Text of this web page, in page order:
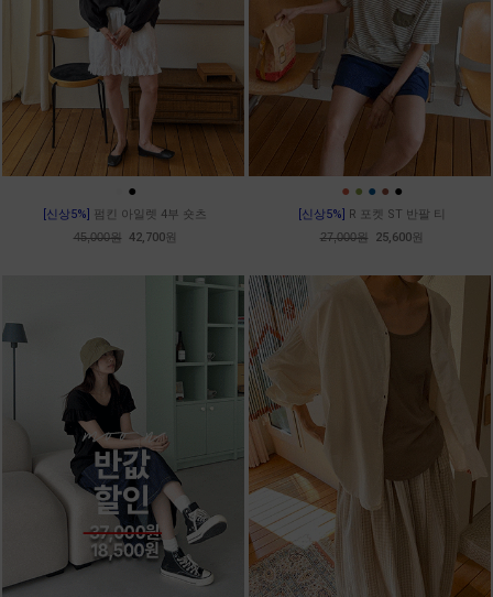
●
[신상5%] 펌킨 아일렛 4부 숏츠
45,000원 42,700원
● ● ● ● ●
[신상5%] R 포켓 ST 반팔 티
27,000원 25,600원